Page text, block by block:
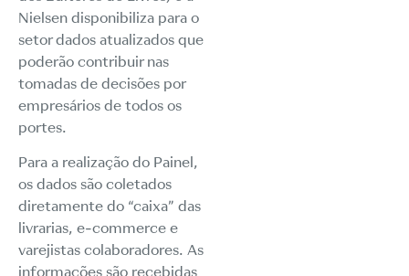
Nielsen disponibiliza para o
setor dados atualizados que
poderão contribuir nas
tomadas de decisões por
empresários de todos os
portes.
Para a realização do Painel,
os dados são coletados
diretamente do “caixa” das
livrarias, e-commerce e
varejistas colaboradores. As
informações são recebidas